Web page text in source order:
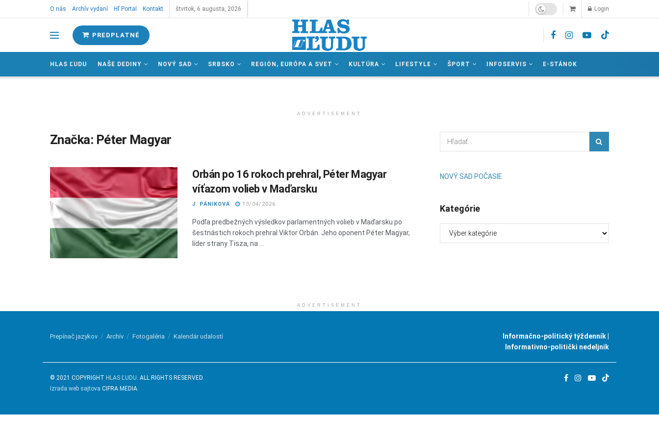
O nás Archív vydaní Hľ Portal Kontakt štvrtok, 6 augusta, 2026 Login
PREDPLATNÉ
HLAS ĽUDU NAŠE DEDINY NOVÝ SAD SRBSKO REGIÓN, EURÓPA A SVET KULTÚRA LIFESTYLE ŠPORT INFOSERVIS E-STÁNOK
ADVERTISEMENT
Značka: Péter Magyar
Orbán po 16 rokoch prehral, Péter Magyar
víťazom volieb v Maďarsku
J. PÁNIKOVÁ 13/04/2026
Podľa predbežných výsledkov parlamentných volieb v Maďarsku po
šestnástich rokoch prehral Viktor Orbán. Jeho oponent Péter Magyar,
líder strany Tisza, na ...
NOVÝ SAD POČASIE
Kategórie
ADVERTISEMENT
Prepínač jazykov Archív Fotogaléria Kalendár udalostí
Informačno-politický týždenník |
Informativno-politički nedeljnik
© 2021 COPYRIGHT HLAS ĽUDU. ALL RIGHTS RESERVED.
Izrada web sajtova CIFRA MEDIA.